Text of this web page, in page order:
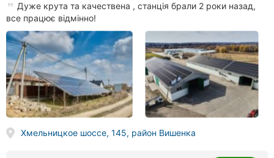
Дуже крута та качествена , станція брали 2 роки назад,
все працює відмінно!
Хмельницкое шоссе, 145, район Вишенка